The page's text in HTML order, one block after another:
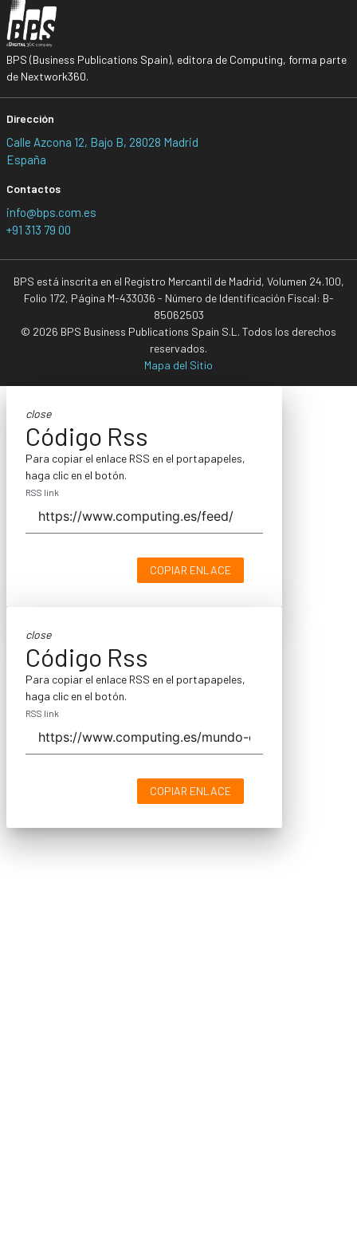
BPS (Business Publications Spain), editora de Computing, forma parte
de Nextwork360.
Dirección
Calle Azcona 12, Bajo B, 28028 Madrid
España
Contactos
info@bps.com.es
+91 313 79 00
BPS está inscrita en el Registro Mercantil de Madrid, Volumen 24.100,
Folio 172, Página M-433036 - Número de Identificación Fiscal: B-
85062503
© 2026 BPS Business Publications Spain S.L. Todos los derechos
reservados.
Mapa del Sitio
close
Código Rss
Para copiar el enlace RSS en el portapapeles,
haga clic en el botón.
RSS link
COPIAR ENLACE
close
Código Rss
Para copiar el enlace RSS en el portapapeles,
haga clic en el botón.
RSS link
COPIAR ENLACE